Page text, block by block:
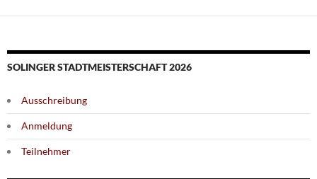
SOLINGER STADTMEISTERSCHAFT 2026
Ausschreibung
Anmeldung
Teilnehmer